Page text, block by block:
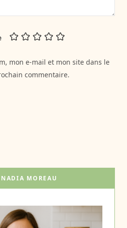
mon e-mail et mon site dans le
commentaire.
NADIA MOREAU